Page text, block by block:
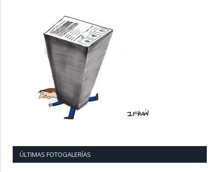
ÚLTIMAS FOTOGALERÍAS